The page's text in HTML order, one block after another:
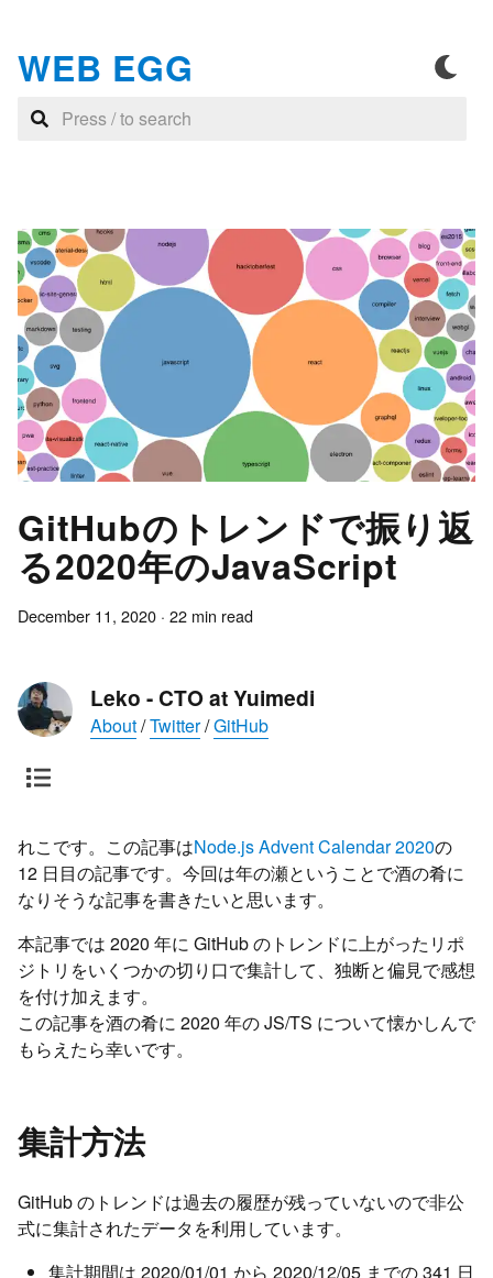
WEB EGG
GitHubのトレンドで振り返
る2020年のJavaScript
December 11, 2020 · 22 min read
Leko - CTO at Yuimedi
About/Twitter/GitHub
れこです。この記事はNode.js Advent Calendar 2020の
12 日目の記事です。今回は年の瀬ということで酒の肴に
なりそうな記事を書きたいと思います。
本記事では 2020 年に GitHub のトレンドに上がったリポ
ジトリをいくつかの切り口で集計して、独断と偏見で感想
を付け加えます。
この記事を酒の肴に 2020 年の JS/TS について懐かしんで
もらえたら幸いです。
集計方法
GitHub のトレンドは過去の履歴が残っていないので非公
式に集計されたデータを利用しています。
集計期間は 2020/01/01 から 2020/12/05 までの 341 日